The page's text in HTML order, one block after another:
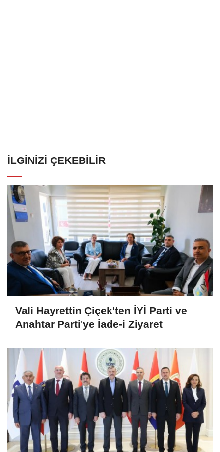
İLGINIZI ÇEKEBILIR
Vali Hayrettin Çiçek'ten İYİ Parti ve
Anahtar Parti'ye İade-i Ziyaret